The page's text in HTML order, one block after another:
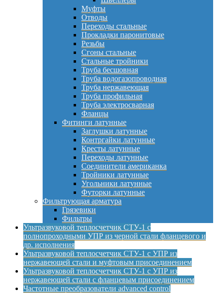
Муфты
Отводы
Переходы стальные
Прокладки паронитовые
Резьбы
Сгоны стальные
Стальные тройники
Труба бесшовная
Труба водогазопроводная
Труба нержавеющая
Труба профильная
Труба электросварная
Фланцы
Фитинги латунные
Заглушки латунные
Контргайки латунные
Кресты латунные
Переходы латунные
Соединители американка
Тройники латунные
Угольники латунные
Футорки латунные
Фильтрующая арматура
Грязевики
Фильтры
Ультразвуковой теплосчетчик СТУ-1 с
полнопроходными УПР из черной стали фланцевого и
др. исполнения
Ультразвуковой теплосчетчик СТУ-1 с УПР из
нержавеющей стали и муфтовым присоединением
Ультразвуковой теплосчетчик СТУ-1 с УПР из
нержавеющей стали с фланцевым присоединением
Частотные преобразователи advanced control